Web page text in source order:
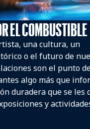
EL COMBUSTIBLE
una cultura, un
o el futuro de
son el punto
algo más que
duradera que se les
y